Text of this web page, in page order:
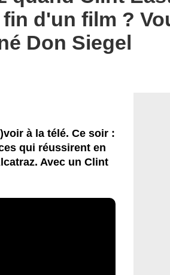
d'un film ?
Don Siegel
article
à la télé. Ce soir :
qui réussirent en
Avec un Clint